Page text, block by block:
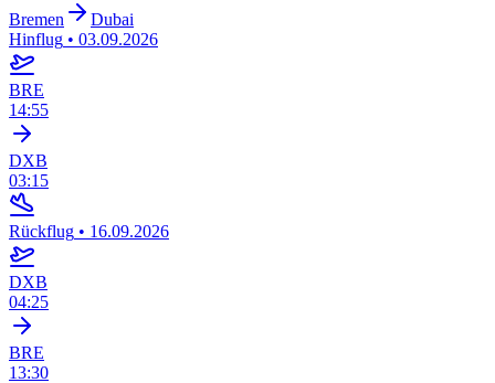
Bremen
Dubai
Hinflug • 03.09.2026
BRE
14:55
DXB
03:15
Rückflug • 16.09.2026
DXB
04:25
BRE
13:30